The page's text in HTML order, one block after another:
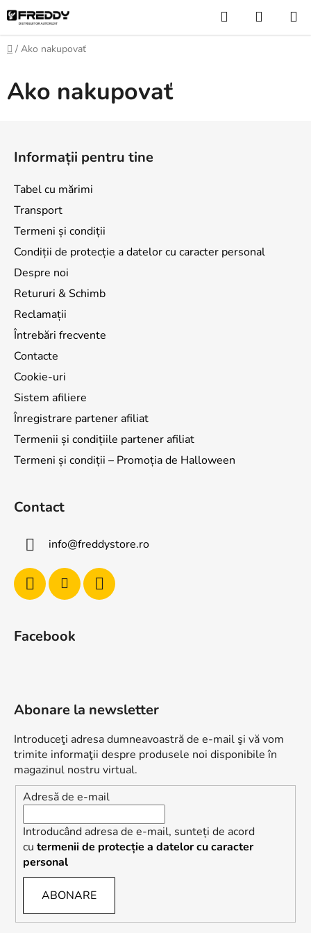
Treci
la
conținut
Căutare
DE
Acasă
/ Ako nakupovať
Ako nakupovať
Informații pentru tine
Tabel cu mărimi
Transport
Termeni și condiții
Condiții de protecție a datelor cu caracter personal
Despre noi
Retururi & Schimb
Reclamații
Întrebări frecvente
Contacte
Cookie-uri
Sistem afiliere
Înregistrare partener afiliat
Termenii și condițiile partener afiliat
Termeni și condiții – Promoția de Halloween
Contact
info@freddystore.ro
Facebook
Abonare la newsletter
Introduceţi adresa dumneavoastră de e-mail şi vă vom
trimite informaţii despre produsele noi disponibile în
magazinul nostru virtual.
Adresă de e-mail
Introducând adresa de e-mail, sunteți de acord
cu termenii de protecție a datelor cu caracter
personal
ABONARE